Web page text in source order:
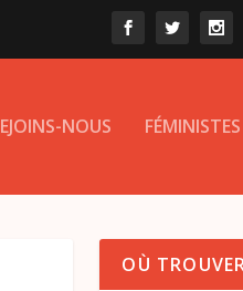
NOUS
OÙ